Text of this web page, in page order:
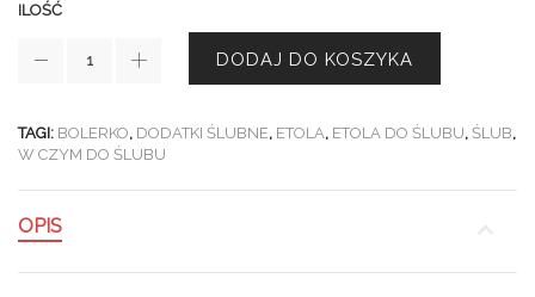
ILOŚĆ
DODAJ DO KOSZYKA
TAGI: BOLERKO, DODATKI ŚLUBNE, ETOLA, ETOLA DO ŚLUBU, ŚLUB,
W CZYM DO ŚLUBU
OPIS